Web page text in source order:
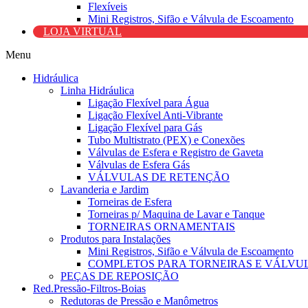
Flexíveis
Mini Registros, Sifão e Válvula de Escoamento
LOJA VIRTUAL
Menu
Hidráulica
Linha Hidráulica
Ligação Flexível para Água
Ligação Flexível Anti-Vibrante
Ligação Flexível para Gás
Tubo Multistrato (PEX) e Conexões
Válvulas de Esfera e Registro de Gaveta
Válvulas de Esfera Gás
VÁLVULAS DE RETENÇÃO
Lavanderia e Jardim
Torneiras de Esfera
Torneiras p/ Maquina de Lavar e Tanque
TORNEIRAS ORNAMENTAIS
Produtos para Instalações
Mini Registros, Sifão e Válvula de Escoamento
COMPLETOS PARA TORNEIRAS E
PEÇAS DE REPOSIÇÃO
Red.Pressão-Filtros-Boias
Redutoras de Pressão e Manômetros